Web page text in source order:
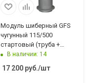
Модуль шиберный GFS
чугунный 115/500
стартовый (труба +
шибер МП)
В наличии: 14
17 200руб./шт